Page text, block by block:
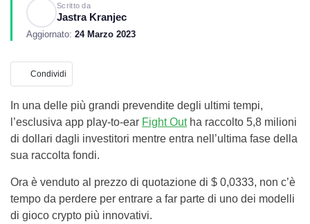
Scritto da
Jastra Kranjec
Aggiornato: 24 Marzo 2023
Condividi
In una delle più grandi prevendite degli ultimi tempi,
l’esclusiva app play-to-ear Fight Outha raccolto 5,8 milioni
di dollari dagli investitori mentre entra nell’ultima fase della
sua raccolta fondi.
Ora è venduto al prezzo di quotazione di $ 0,0333, non c’è
tempo da perdere per entrare a far parte di uno dei modelli
di gioco crypto più innovativi.